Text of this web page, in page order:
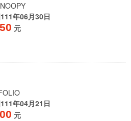
年06月30日
元
年04月21日
元